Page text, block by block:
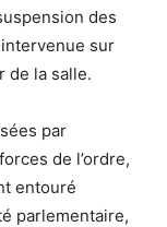
des
sur
de la salle.
par
de l’ordre,
entouré
parlementaire,